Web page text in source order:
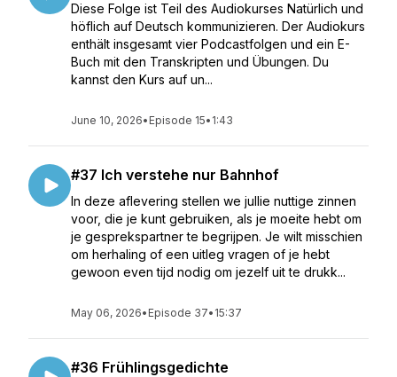
Diese Folge ist Teil des Audiokurses Natürlich und
höflich auf Deutsch kommunizieren. Der Audiokurs
enthält insgesamt vier Podcastfolgen und ein E-
Buch mit den Transkripten und Übungen. Du
kannst den Kurs auf un...
June 10, 2026• Episode 15• 1:43
#37 Ich verstehe nur Bahnhof
In deze aflevering stellen we jullie nuttige zinnen
voor, die je kunt gebruiken, als je moeite hebt om
je gesprekspartner te begrijpen. Je wilt misschien
om herhaling of een uitleg vragen of je hebt
gewoon even tijd nodig om jezelf uit te drukk...
May 06, 2026• Episode 37• 15:37
#36 Frühlingsgedichte